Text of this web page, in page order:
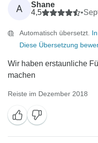
A
Shane
4,5
•
Automatisch übersetzt.
Diese Übersetzung
Wir haben erstaunliche
machen
Reiste im Dezember 2018